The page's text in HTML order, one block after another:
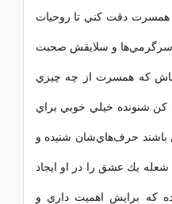
همسرت دقت كني تا روحيات
سرگرمي‌ها و سلايقش صحبت
كه همسرت از چه چيزي
شنونده خيلي خوبي براي
حرف‌هاي‌شان شنيده و
يك عشق را در او ايجاد
كه برايش اهميت داري و